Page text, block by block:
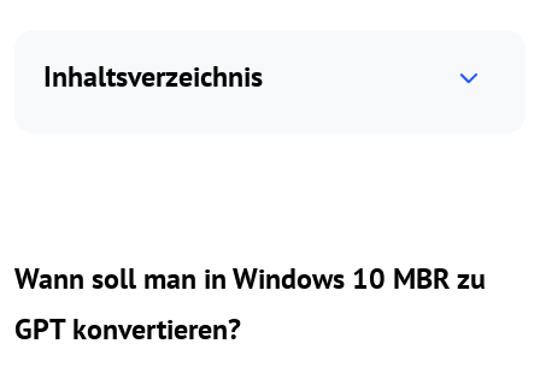
Inhaltsverzeichnis
Wann soll man in Windows 10 MBR zu
GPT konvertieren?